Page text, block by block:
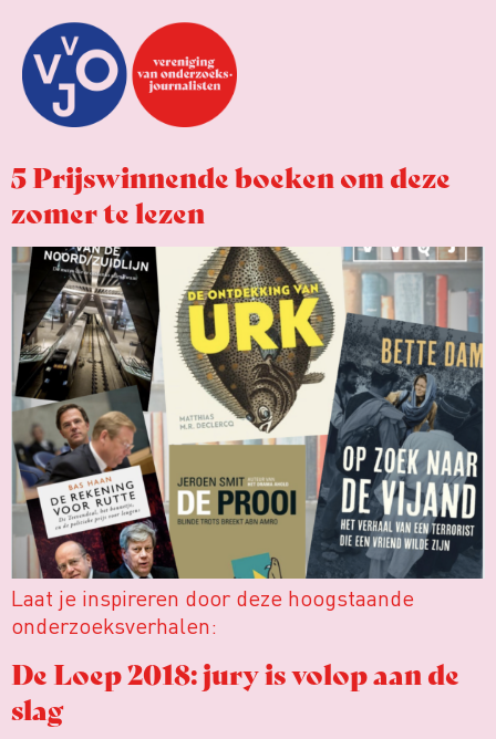
5 Prijswinnende boeken om deze
zomer te lezen
Laat je inspireren door deze hoogstaande
onderzoeksverhalen:
De Loep 2018: jury is volop aan de
slag